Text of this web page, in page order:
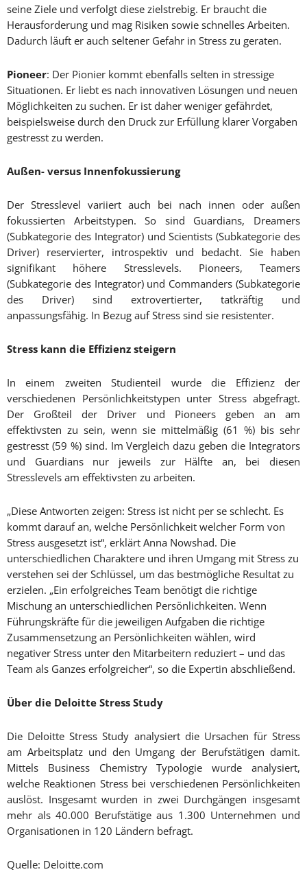
seine Ziele und verfolgt diese zielstrebig. Er braucht die
Herausforderung und mag Risiken sowie schnelles Arbeiten.
Dadurch läuft er auch seltener Gefahr in Stress zu geraten.
Pioneer: Der Pionier kommt ebenfalls selten in stressige
Situationen. Er liebt es nach innovativen Lösungen und neuen
Möglichkeiten zu suchen. Er ist daher weniger gefährdet,
beispielsweise durch den Druck zur Erfüllung klarer Vorgaben
gestresst zu werden.
Außen- versus Innenfokussierung
Der Stresslevel variiert auch bei nach innen oder außen
fokussierten Arbeitstypen. So sind Guardians, Dreamers
(Subkategorie des Integrator) und Scientists (Subkategorie des
Driver) reservierter, introspektiv und bedacht. Sie haben
signifikant höhere Stresslevels. Pioneers, Teamers
(Subkategorie des Integrator) und Commanders (Subkategorie
des Driver) sind extrovertierter, tatkräftig und
anpassungsfähig. In Bezug auf Stress sind sie resistenter.
Stress kann die Effizienz steigern
In einem zweiten Studienteil wurde die Effizienz der
verschiedenen Persönlichkeitstypen unter Stress abgefragt.
Der Großteil der Driver und Pioneers geben an am
effektivsten zu sein, wenn sie mittelmäßig (61 %) bis sehr
gestresst (59 %) sind. Im Vergleich dazu geben die Integrators
und Guardians nur jeweils zur Hälfte an, bei diesen
Stresslevels am effektivsten zu arbeiten.
„Diese Antworten zeigen: Stress ist nicht per se schlecht. Es
kommt darauf an, welche Persönlichkeit welcher Form von
Stress ausgesetzt ist“, erklärt Anna Nowshad. Die
unterschiedlichen Charaktere und ihren Umgang mit Stress zu
verstehen sei der Schlüssel, um das bestmögliche Resultat zu
erzielen. „Ein erfolgreiches Team benötigt die richtige
Mischung an unterschiedlichen Persönlichkeiten. Wenn
Führungskräfte für die jeweiligen Aufgaben die richtige
Zusammensetzung an Persönlichkeiten wählen, wird
negativer Stress unter den Mitarbeitern reduziert – und das
Team als Ganzes erfolgreicher“, so die Expertin abschließend.
Über die Deloitte Stress Study
Die Deloitte Stress Study analysiert die Ursachen für Stress
am Arbeitsplatz und den Umgang der Berufstätigen damit.
Mittels Business Chemistry Typologie wurde analysiert,
welche Reaktionen Stress bei verschiedenen Persönlichkeiten
auslöst. Insgesamt wurden in zwei Durchgängen insgesamt
mehr als 40.000 Berufstätige aus 1.300 Unternehmen und
Organisationen in 120 Ländern befragt.
Quelle: Deloitte.com